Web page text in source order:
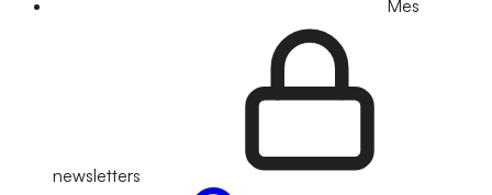
Mes
newsletters